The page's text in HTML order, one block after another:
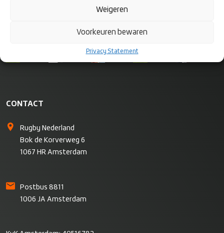
Weigeren
Voorkeuren bewaren
Privacy Statement
CONTACT
Rugby Nederland
Bok de Korverweg 6
1067 HR Amsterdam
Postbus 8811
1006 JA Amsterdam